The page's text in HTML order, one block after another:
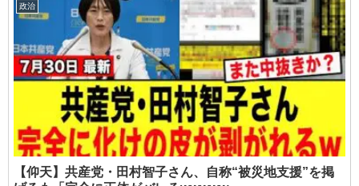
政治
【仰天】共産党・田村智子さん、自称“被災地支援”を掲